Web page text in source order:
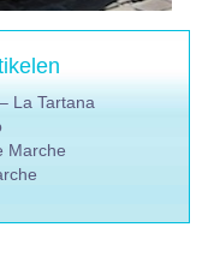
La Tartana
Marche